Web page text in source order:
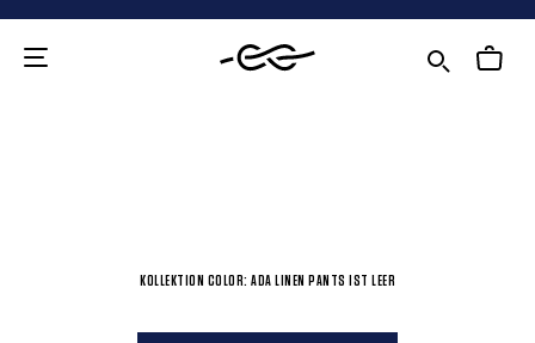
KOLLEKTION COLOR: ADA LINEN PANTS IST LEER